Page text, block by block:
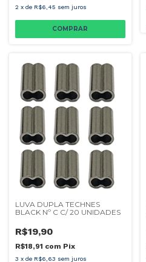
2 x de R$6,45 sem juros
LUVA DUPLA TECHNES
BLACK Nº C C/ 20 UNIDADES
R$19,90
R$18,91 com Pix
3 x de R$6,63 sem juros